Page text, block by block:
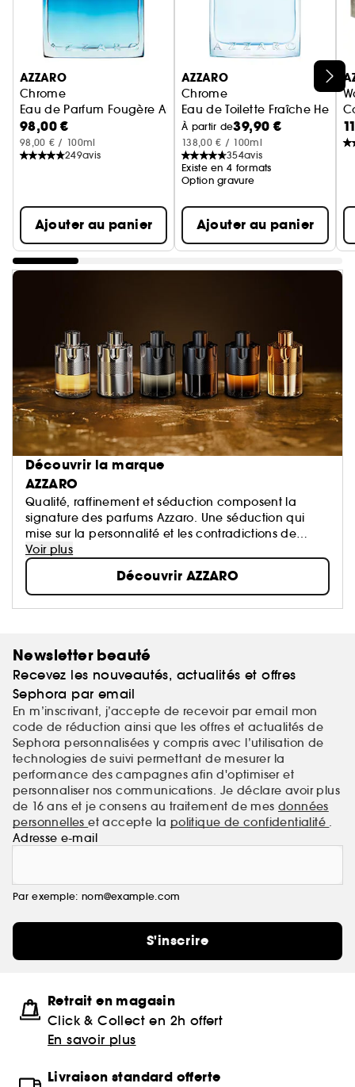
Ignorer le carrousel produits
AZZARO
Chrome
Eau de Parfum Fougère Aromatique
98,00 €
98,00 € / 100ml
249avis
Ajouter au panier
AZZARO
Chrome
Eau de Toilette Fraîche
À partir de39,90 €
138,00 € / 100ml
354avis
Existe en 4 formats
Option gravure
Ajouter au panier
Découvrir la marque
AZZARO
Qualité, raffinement et séduction composent la
signature des parfums Azzaro. Une séduction qui
mise sur la personnalité et les contradictions de
chaque homme. Sans faste, toute en discrétion,
l’homme Azzaro est avant tout lui même, avec
l’humour et la générosité qui caractérisent tous les
grands séducteurs.
Voir plus
Découvrir AZZARO
Newsletter beauté
Recevez les nouveautés, actualités et offres
Sephora par email
En m’inscrivant, j’accepte de recevoir par email mon
code de réduction ainsi que les offres et actualités de
Sephora personnalisées y compris avec l’utilisation de
technologies de suivi permettant de mesurer la
performance des campagnes afin d'optimiser et
personnaliser nos communications. Je déclare avoir plus
de 16 ans et je consens au traitement de mes données
personnelleset accepte la politique de confidentialité .
Adresse e-mail
Par exemple: nom@example.com
S'inscrire
Retrait en magasin
Click & Collect en 2h offert
En savoir plus
Livraison standard offerte